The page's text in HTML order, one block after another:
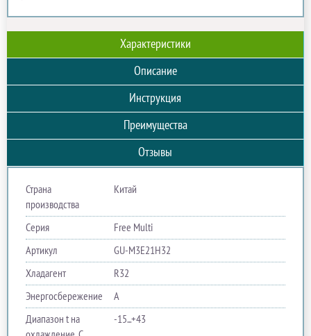
Характеристики
Описание
Инструкция
Преимущества
Отзывы
Страна
производства
Китай
Серия
Free Multi
Артикул
GU-M3E21H32
Хладагент
R32
Энергосбережение
A
Диапазон t на
-15...+43